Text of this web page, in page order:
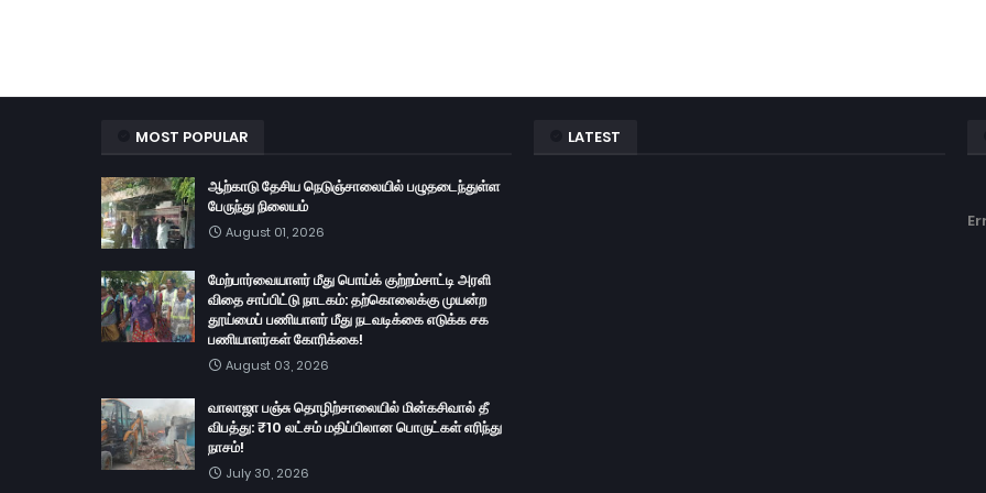
MOST POPULAR
ஆற்காடு தேசிய நெடுஞ்சாலையில் பழுதடைந்துள்ள
பேருந்து நிலையம்
August 01, 2026
மேற்பார்வையாளர் மீது பொய்க் குற்றம்சாட்டி அரளி
விதை சாப்பிட்டு நாடகம்: தற்கொலைக்கு முயன்ற
தூய்மைப் பணியாளர் மீது நடவடிக்கை எடுக்க சக
பணியாளர்கள் கோரிக்கை!
August 03, 2026
வாலாஜா பஞ்சு தொழிற்சாலையில் மின்கசிவால் தீ
விபத்து: ₹10 லட்சம் மதிப்பிலான பொருட்கள் எரிந்து
நாசம்!
July 30, 2026
LATEST